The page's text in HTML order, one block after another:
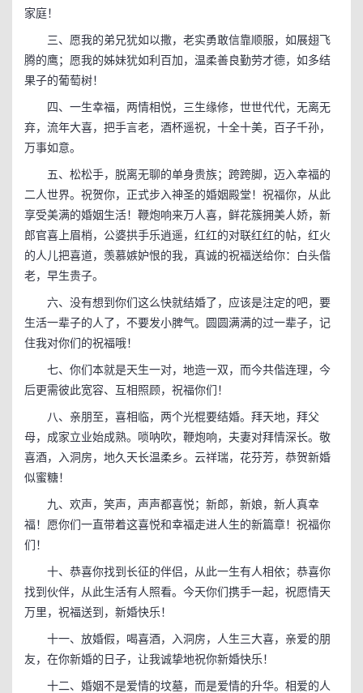
家庭！
三、愿我的弟兄犹如以撒，老实勇敢信靠顺服，如展翅飞
腾的鹰；愿我的姊妹犹如利百加，温柔善良勤劳才德，如多结
果子的葡萄树！
四、一生幸福，两情相悦，三生缘修，世世代代，无离无
弃，流年大喜，把手言老，酒杯遥祝，十全十美，百子千孙，
万事如意。
五、松松手，脱离无聊的单身贵族；跨跨脚，迈入幸福的
二人世界。祝贺你，正式步入神圣的婚姻殿堂！祝福你，从此
享受美满的婚姻生活！鞭炮响来万人喜，鲜花簇拥美人娇，新
郎官喜上眉梢，公婆拱手乐逍遥，红红的对联红红的帖，红火
的人儿把喜道，羡慕嫉妒恨的我，真诚的祝福送给你：白头偕
老，早生贵子。
六、没有想到你们这么快就结婚了，应该是注定的吧，要
生活一辈子的人了，不要发小脾气。圆圆满满的过一辈子，记
住我对你们的祝福哦！
七、你们本就是天生一对，地造一双，而今共偕连理，今
后更需彼此宽容、互相照顾，祝福你们！
八、亲朋至，喜相临，两个光棍要结婚。拜天地，拜父
母，成家立业始成熟。唢呐吹，鞭炮响，夫妻对拜情深长。敬
喜酒，入洞房，地久天长温柔乡。云祥瑞，花芬芳，恭贺新婚
似蜜糖！
九、欢声，笑声，声声都喜悦；新郎，新娘，新人真幸
福！愿你们一直带着这喜悦和幸福走进人生的新篇章！祝福你
们！
十、恭喜你找到长征的伴侣，从此一生有人相依；恭喜你
找到伙伴，从此生活有人照看。今天你们携手一起，祝愿情天
万里，祝福送到，新婚快乐！
十一、放婚假，喝喜酒，入洞房，人生三大喜，亲爱的朋
友，在你新婚的日子，让我诚挚地祝你新婚快乐！
十二、婚姻不是爱情的坟墓，而是爱情的升华。相爱的人